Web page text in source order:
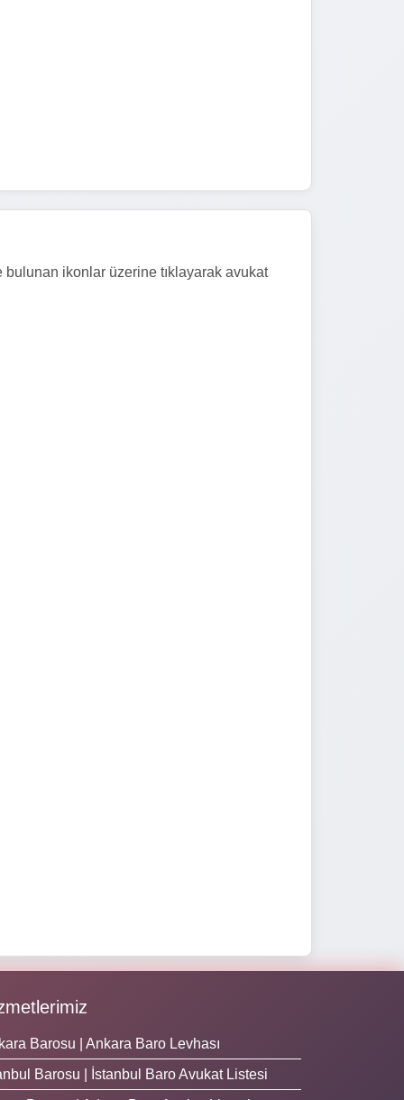
ikonlar üzerine tıklayarak avukat
Barosu | Ankara Baro Levhası
Barosu | İstanbul Baro Avukat Listesi